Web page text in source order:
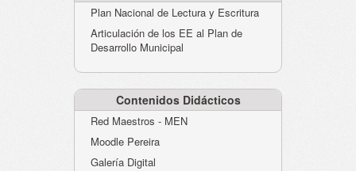
Plan Nacional de Lectura y Escritura
Articulación de los EE al Plan de
Desarrollo Municipal
Contenidos Didácticos
Red Maestros - MEN
Moodle Pereira
Galería Digital